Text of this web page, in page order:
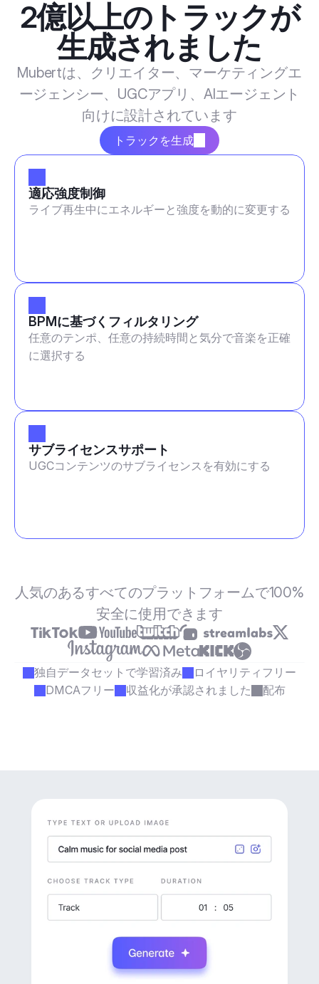
2億以上のトラックが
生成されました
Mubertは、クリエイター、マーケティングエ
ージェンシー、UGCアプリ、AIエージェント
向けに設計されています
トラックを生成
適応強度制御
ライブ再生中にエネルギーと強度を動的に変更する
BPMに基づくフィルタリング
任意のテンポ、任意の持続時間と気分で音楽を正確
に選択する
サブライセンスサポート
UGCコンテンツのサブライセンスを有効にする
人気のあるすべてのプラットフォームで100%
安全に使用できます
独自データセットで学習済み
ロイヤリティフリー
DMCAフリー
収益化が承認されました 配布